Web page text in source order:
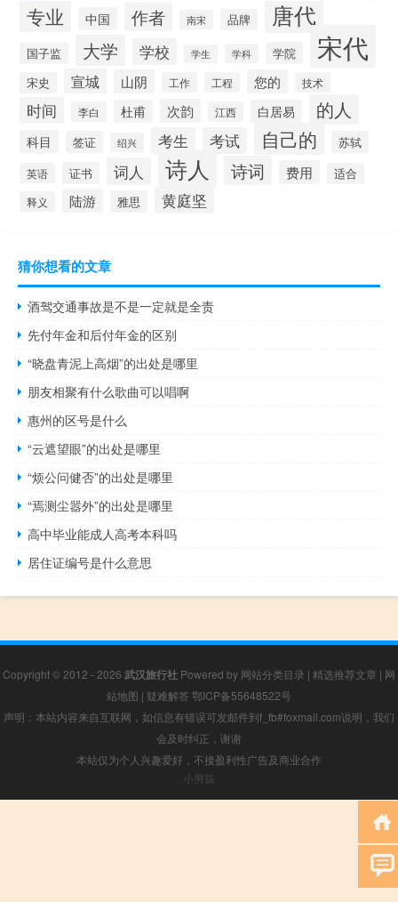
专业 中国 作者 南宋 品牌 唐代
国子监 大学 学校 学生 学科 学院 宋代
宋史 宣城 山阴 工作 工程 您的 技术
时间 李白 杜甫 次韵 江西 白居易 的人
科目 签证 绍兴 考生 考试 自己的 苏轼
英语 证书 词人 诗人 诗词 费用 适合
释义 陆游 雅思 黄庭坚
猜你想看的文章
酒驾交通事故是不是一定就是全责
先付年金和后付年金的区别
“晓盘青泥上高烟”的出处是哪里
朋友相聚有什么歌曲可以唱啊
惠州的区号是什么
“云遮望眼”的出处是哪里
“烦公问健否”的出处是哪里
“焉测尘嚣外”的出处是哪里
高中毕业能成人高考本科吗
居住证编号是什么意思
Copyright © 2012 - 2026 武汉旅行社 Powered by 网站分类目录 | 精选推荐文章 | 网
站地图 | 疑难解答 鄂ICP备55648522号
声明：本站内容来自互联网，如信息有错误可发邮件到f_fb#foxmail.com说明，我们
会及时纠正，谢谢
本站仅为个人兴趣爱好，不接盈利性广告及商业合作
小男孩